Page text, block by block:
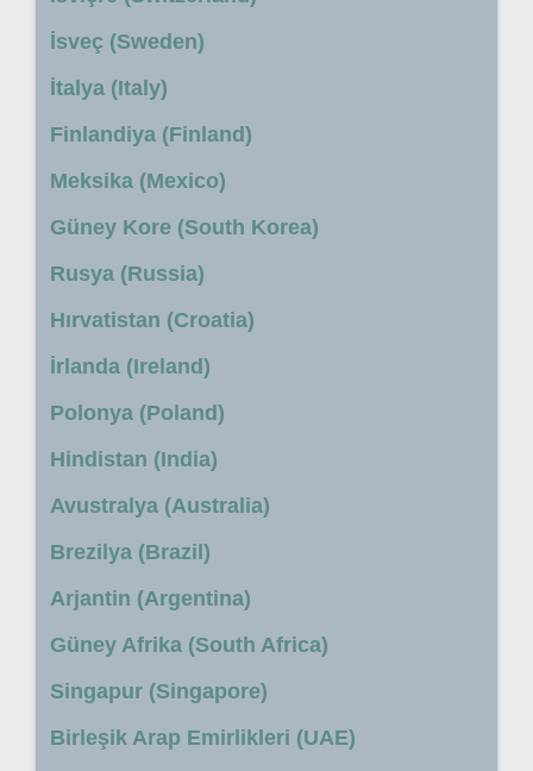
İsveç (Sweden)
İtalya (Italy)
Finlandiya (Finland)
Meksika (Mexico)
Güney Kore (South Korea)
Rusya (Russia)
Hırvatistan (Croatia)
İrlanda (Ireland)
Polonya (Poland)
Hindistan (India)
Avustralya (Australia)
Brezilya (Brazil)
Arjantin (Argentina)
Güney Afrika (South Africa)
Singapur (Singapore)
Birleşik Arap Emirlikleri (UAE)